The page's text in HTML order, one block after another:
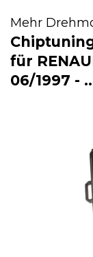
Mehr
für
06/1997 -